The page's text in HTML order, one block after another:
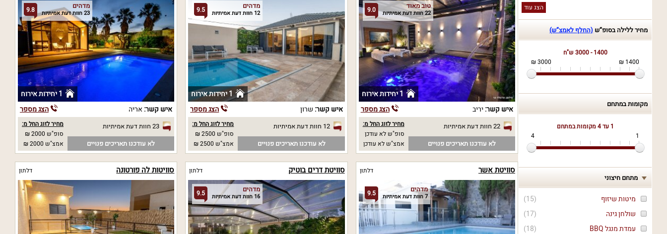
הצג עוד
מחיר ללילה בסופ“ש (החלף לאמצ“ש)
1400 - 3000 ש"ח
1400 ₪
3000 ₪
מקומות במתחם
1 עד 4
מקומות במתחם
1
4
מתחם חיצוני
(
15
)
מיטות שיזוף
(
17
)
שולחן גינה
(
18
)
עמדת מנגל BBQ
9.0 טוב מאוד
22 חוות דעת אמיתיות
1 יחידות אירוח
איש קשר:יריב הצג מספר
22 חוות דעת אמיתיות
לא עודכנו תאריכים פנויים
מחיר לזוג החל מ:
סופ"ש לא עודכן
אמצ"ש לא עודכן
9.5 מדהים
12 חוות דעת אמיתיות
1 יחידות אירוח
איש קשר: שרון הצג מספר
12 חוות דעת אמיתיות
לא עודכנו תאריכים פנויים
מחיר לזוג החל מ:
סופ"ש 2500 ₪
אמצ"ש 2500 ₪
9.8 מדהים
23 חוות דעת אמיתיות
1 יחידות אירוח
איש קשר: אריה הצג מספר
23 חוות דעת אמיתיות
לא עודכנו תאריכים פנויים
מחיר לזוג החל מ:
סופ"ש 2000 ₪
אמצ"ש 2000 ₪
סוויטת אשר דלתון
9.5 מדהים
7 חוות דעת אמיתיות
סוויטת דרים בוטיק דלתון
9.5 מדהים
16 חוות דעת אמיתיות
סוויטות לה פורטונה דלתון